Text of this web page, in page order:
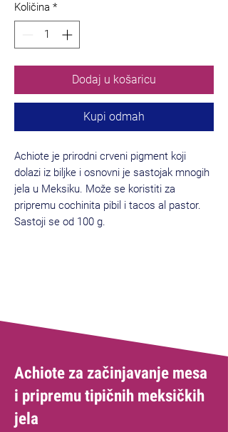
Količina *
Dodaj u košaricu
Kupi odmah
Achiote je prirodni crveni pigment koji
dolazi iz biljke i osnovni je sastojak mnogih
jela u Meksiku. Može se koristiti za
pripremu cochinita pibil i tacos al pastor.
Sastoji se od 100 g.
Achiote za začinjavanje mesa
i pripremu tipičnih meksičkih
jela